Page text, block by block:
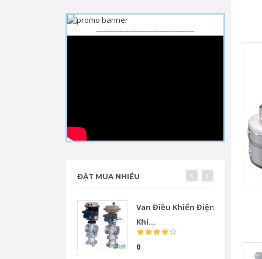
------------------------------------------
ĐẶT MUA NHIỀU
Van Điều Khiển Điện
Khí...
0